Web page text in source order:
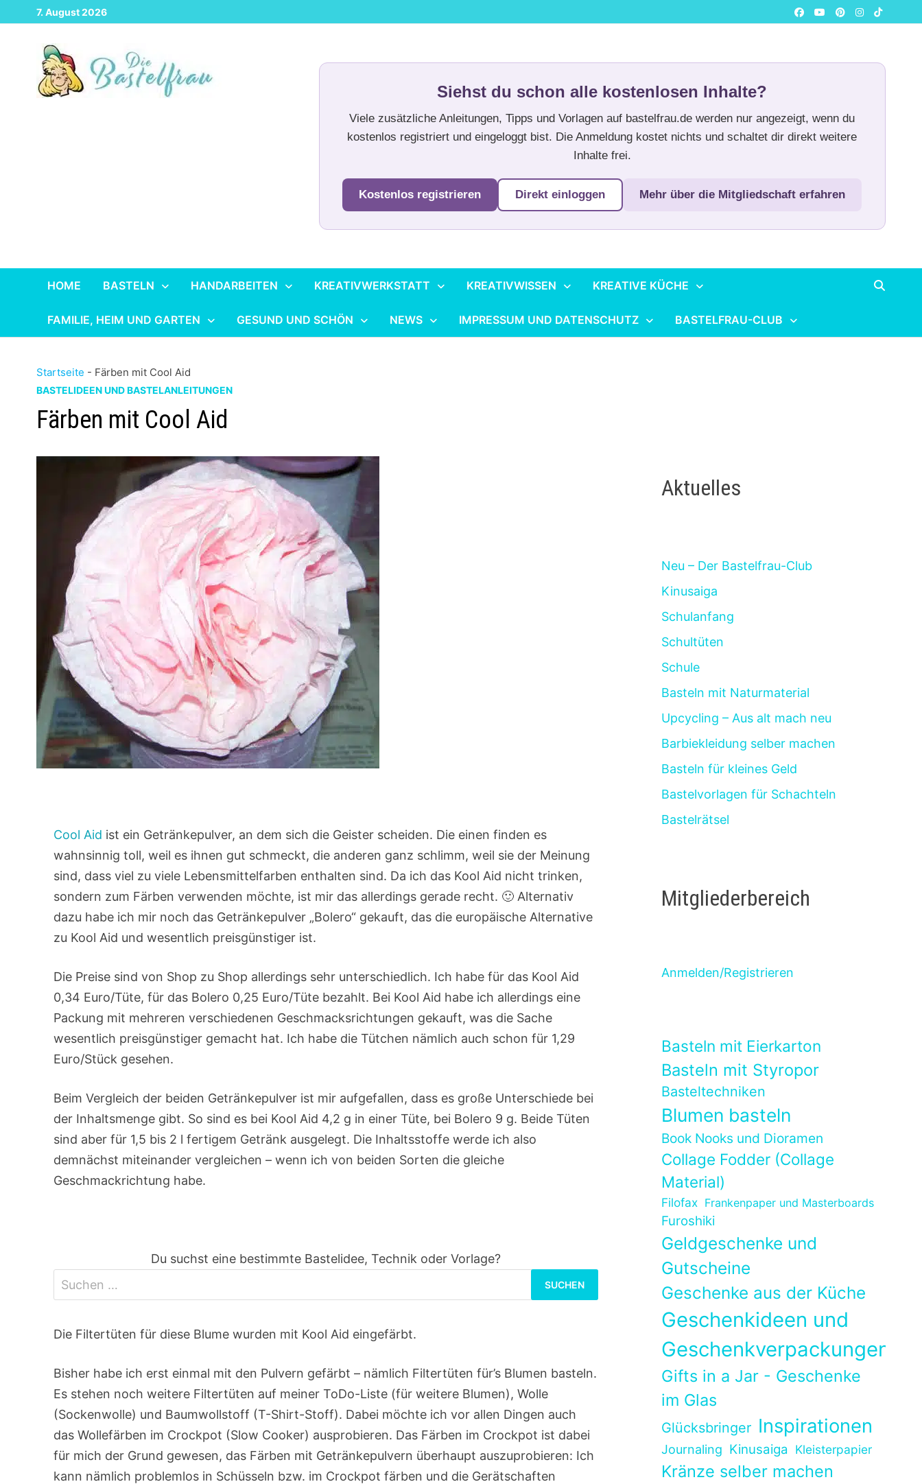
Zurück
zum
7. August 2026
Siehst du schon alle kostenlosen Inhalte?
Viele zusätzliche Anleitungen, Tipps und Vorlagen auf bastelfrau.de werden nur angezeigt, wenn du
kostenlos registriert und eingeloggt bist. Die Anmeldung kostet nichts und schaltet dir direkt weitere
Inhalte frei.
Kostenlos registrieren Direkt einloggen Mehr über die Mitgliedschaft erfahren
HOME BASTELN HANDARBEITEN KREATIVWERKSTATT KREATIVWISSEN KREATIVE KÜCHE
FAMILIE, HEIM UND GARTEN GESUND UND SCHÖN NEWS IMPRESSUM UND DATENSCHUTZ BASTELFRAU-CLUB
Startseite - Färben mit Cool Aid
BASTELIDEEN UND BASTELANLEITUNGEN
Färben mit Cool Aid
Cool Aid ist ein Getränkepulver, an dem sich die Geister scheiden. Die einen finden es
wahnsinnig toll, weil es ihnen gut schmeckt, die anderen ganz schlimm, weil sie der Meinung
sind, dass viel zu viele Lebensmittelfarben enthalten sind. Da ich das Kool Aid nicht trinken,
sondern zum Färben verwenden möchte, ist mir das allerdings gerade recht. 🙂 Alternativ
dazu habe ich mir noch das Getränkepulver „Bolero“ gekauft, das die europäische Alternative
zu Kool Aid und wesentlich preisgünstiger ist.
Die Preise sind von Shop zu Shop allerdings sehr unterschiedlich. Ich habe für das Kool Aid
0,34 Euro/Tüte, für das Bolero 0,25 Euro/Tüte bezahlt. Bei Kool Aid habe ich allerdings eine
Packung mit mehreren verschiedenen Geschmacksrichtungen gekauft, was die Sache
wesentlich preisgünstiger gemacht hat. Ich habe die Tütchen nämlich auch schon für 1,29
Euro/Stück gesehen.
Beim Vergleich der beiden Getränkepulver ist mir aufgefallen, dass es große Unterschiede bei
der Inhaltsmenge gibt. So sind es bei Kool Aid 4,2 g in einer Tüte, bei Bolero 9 g. Beide Tüten
sind aber für 1,5 bis 2 l fertigem Getränk ausgelegt. Die Inhaltsstoffe werde ich also
demnächst miteinander vergleichen – wenn ich von beiden Sorten die gleiche
Geschmackrichtung habe.
Du suchst eine bestimmte Bastelidee, Technik oder Vorlage?
nach:
Die Filtertüten für diese Blume wurden mit Kool Aid eingefärbt.
Bisher habe ich erst einmal mit den Pulvern gefärbt – nämlich Filtertüten für’s Blumen basteln.
Es stehen noch weitere Filtertüten auf meiner ToDo-Liste (für weitere Blumen), Wolle
(Sockenwolle) und Baumwollstoff (T-Shirt-Stoff). Dabei möchte ich vor allen Dingen auch
das Wollefärben im Crockpot (Slow Cooker) ausprobieren. Das Färben im Crockpot ist dabei
für mich der Grund gewesen, das Färben mit Getränkepulvern überhaupt auszuprobieren: Ich
kann nämlich problemlos in Schüsseln bzw. im Crockpot färben und die Gerätschaften
Aktuelles
Neu – Der Bastelfrau-Club
Kinusaiga
Schulanfang
Schultüten
Schule
Basteln mit Naturmaterial
Upcycling – Aus alt mach neu
Barbiekleidung selber machen
Basteln für kleines Geld
Bastelvorlagen für Schachteln
Bastelrätsel
Mitgliederbereich
Anmelden/Registrieren
Basteln mit Eierkarton
Basteln mit Styropor
Basteltechniken
Blumen basteln
Book Nooks und Dioramen
Collage Fodder (Collage
Material)
Filofax Frankenpaper und Masterboards
Furoshiki
Geldgeschenke und
Gutscheine
Geschenke aus der Küche
Geschenkideen und
Geschenkverpackungen
Gifts in a Jar - Geschenke
im Glas
Glücksbringer Inspirationen
Journaling Kinusaiga Kleisterpapier
Kränze selber machen